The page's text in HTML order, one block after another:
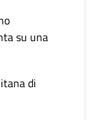
su una
di